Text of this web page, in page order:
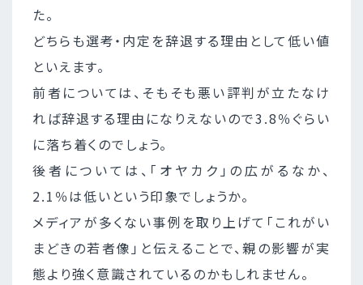
た。
どちらも選考・内定を辞退する理由として低い値
といえます。
前者については、そもそも悪い評判が立たなけ
れば辞退する理由になりえないので3.8％ぐらい
に落ち着くのでしょう。
後者については、「オヤカク」の広がるなか、
2.1％は低いという印象でしょうか。
メディアが多くない事例を取り上げて「これがい
まどきの若者像」と伝えることで、親の影響が実
態より強く意識されているのかもしれません。